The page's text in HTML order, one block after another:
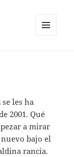
les ha
2001. Qué
a mirar
bajo el
rancia.